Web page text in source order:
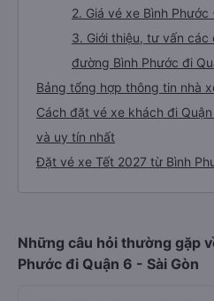
2. Giá vé xe Bình Phước
3. Giới thiệu, tư vấn
đường Bình Phước đi
Bảng tổng hợp thông tin nhà
Cách đặt vé xe khách đi
và uy tín nhất
Đặt vé xe Tết 2027 từ Bình
Những câu hỏi thường gặp
Phước đi Quận 6 - Sài Gòn